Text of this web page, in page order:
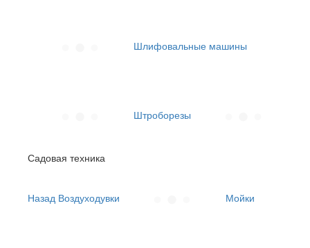
Шлифовальные машины
Штроборезы
Садовая техника
Назад Воздуходувки Мойки